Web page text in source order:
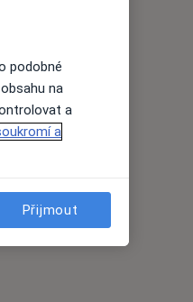
podobné
na
a
a
Přijmout